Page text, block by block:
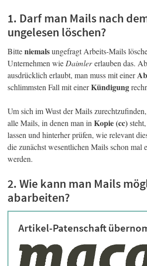
1. Darf man Mails nach
ungelesen löschen?
Bitteniemalsungefragt Arbeits-Mails
Unternehmen wie Daimlererlauben das.
ausdrücklich erlaubt, man muss mit einer
schlimmsten Fall mit einerKündigung
Um sich im Wust der Mails
alle Mails, in denen man in Kopie (cc)
lassen und hinterher prüfen, wie relevant
die zunächst wesentlichen Mails schon mal
werden.
2. Wie kann man Mails
abarbeiten?
Artikel-Patenschaft